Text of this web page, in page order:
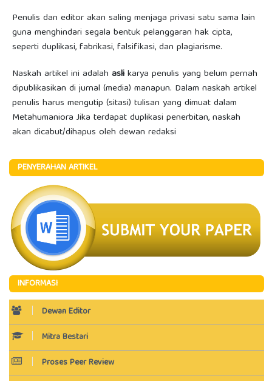
Penulis dan editor akan saling menjaga privasi satu sama lain
guna menghindari segala bentuk pelanggaran hak cipta,
seperti duplikasi, fabrikasi, falsifikasi, dan plagiarisme.
Naskah artikel ini adalah aslikarya penulis yang belum pernah
dipublikasikan di jurnal (media) manapun. Dalam naskah artikel
penulis harus mengutip (sitasi) tulisan yang dimuat dalam
Metahumaniora Jika terdapat duplikasi penerbitan, naskah
akan dicabut/dihapus oleh dewan redaksi
PENYERAHAN ARTIKEL
INFORMASI
Dewan Editor
Mitra Bestari
Proses Peer Review